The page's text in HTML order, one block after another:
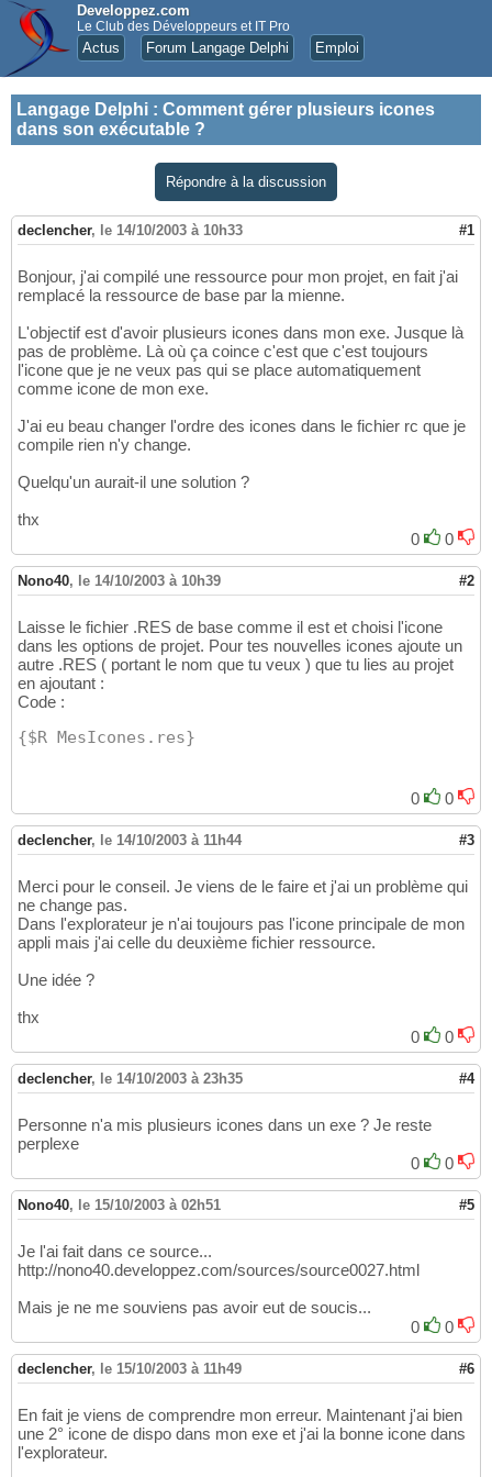
Developpez.com
Le Club des Développeurs et IT Pro
Actus Forum Langage Delphi Emploi
Langage Delphi : Comment gérer plusieurs icones
dans son exécutable ?
Répondre à la discussion
declencher, le 14/10/2003 à 10h33 #1
Bonjour, j'ai compilé une ressource pour mon projet, en fait j'ai
remplacé la ressource de base par la mienne.
L'objectif est d'avoir plusieurs icones dans mon exe. Jusque là
pas de problème. Là où ça coince c'est que c'est toujours
l'icone que je ne veux pas qui se place automatiquement
comme icone de mon exe.
J'ai eu beau changer l'ordre des icones dans le fichier rc que je
compile rien n'y change.
Quelqu'un aurait-il une solution ?
thx
0
0
Nono40, le 14/10/2003 à 10h39 #2
Laisse le fichier .RES de base comme il est et choisi l'icone
dans les options de projet. Pour tes nouvelles icones ajoute un
autre .RES ( portant le nom que tu veux ) que tu lies au projet
en ajoutant :
Code :
{$R MesIcones.res}
0 0
declencher, le 14/10/2003 à 11h44 #3
Merci pour le conseil. Je viens de le faire et j'ai un problème qui
ne change pas.
Dans l'explorateur je n'ai toujours pas l'icone principale de mon
appli mais j'ai celle du deuxième fichier ressource.
Une idée ?
thx
0
0
declencher, le 14/10/2003 à 23h35 #4
Personne n'a mis plusieurs icones dans un exe ? Je reste
perplexe
0
0
Nono40, le 15/10/2003 à 02h51 #5
Je l'ai fait dans ce source...
http://nono40.developpez.com/sources/source0027.html
Mais je ne me souviens pas avoir eut de soucis...
0
0
declencher, le 15/10/2003 à 11h49 #6
En fait je viens de comprendre mon erreur. Maintenant j'ai bien
une 2° icone de dispo dans mon exe et j'ai la bonne icone dans
l'explorateur.